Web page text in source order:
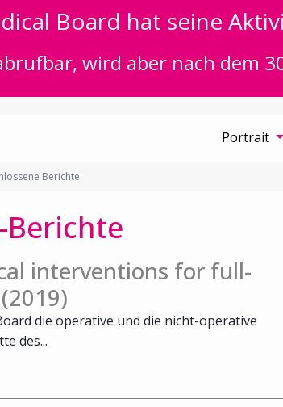
Board hat seine
wird aber nach dem
Portrait
Berichte
Berichte
interventions for full-
die operative und die nicht-operative
des...